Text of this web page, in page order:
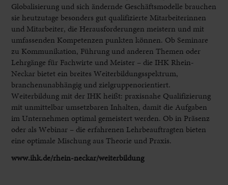
Globalisierung und sich ändernde Geschäftsmodelle brauchen
sie heutzutage besonders gut qualifizierte Mitarbeiterinnen
und Mitarbeiter, die Herausforderungen meistern und mit
umfassenden Kompetenzen punkten können. Ob Seminare
zu Kommunikation, Führung und anderen Themen oder
Lehrgänge für Fachwirte und Meister – die IHK Rhein-
Neckar bietet ein breites Weiterbildungsspektrum,
branchenunabhängig und zielgruppenorientiert.
Weiterbildung mit der IHK heißt: praxisnahe Qualifizierung
mit unmittelbar umsetzbaren Inhalten, damit die Aufgaben
im Unternehmen optimal gemeistert werden. Ob in Präsenz
oder als Webinar – die erfahrenen Lehrbeauftragten bieten
eine optimale Mischung aus Theorie und Praxis.
www.ihk.de/rhein-neckar/weiterbildung